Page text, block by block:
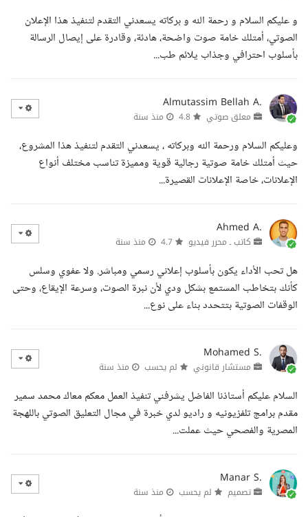
و عليكم السلام و رحمة الله و بركاته يسعدني التقدم لتنفيذ هذا الإعلان
الصوتي، أمتلك خامة صوت واضحة، هادئة، وقادرة على إيصال الرسالة
بأسلوب احترافي وجذاب يلائم طب...
Almutassim Bellah A.
معلق صوتي منذ سنة
وعليكم السلام ورحمة الله وبركاته ، يسعدني التقدم لتنفيذ هذا المشروع،
حيث أمتلك خامة صوتية رجالية قوية ومميزة تناسب مختلف أنواع
الإعلانات، خاصة الإعلانات القصيرة...
Ahmed A.
كاتب ـ محرر فيديو منذ سنة
هل تحب الأداء يكون بأسلوب إعلاني رسمي ومباشر. ولا عفوي وسلس
كأنك بتخاطب المستمع بشكل ودي لأن نبرة الصوت، وسرعة الإيقاع، وحتى
الوقفات الصوتية بتتحدد بناء على نوع...
Mohamed S.
مستشار قانوني لم يحسب منذ سنة
السلام عليكم أستاذنا الفاضل يشرفني تنفيذ العمل معكم معاك محمد سمير
مقدم برامج تلفزيونيه و راديو لدي خبرة في مجال التعليق الصوتي باللهجة
المصرية والفصحي حيث عملت...
Manar S.
تصميم لم يحسب منذ سنة